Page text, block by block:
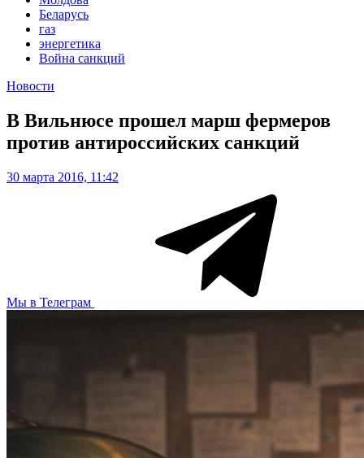
Беларусь
газ
энергетика
Война санкций
Новости
В Вильнюсе прошел марш фермеров
против антироссийских санкций
30 марта 2016, 11:42
Мы в Телеграм